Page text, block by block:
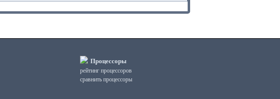
Процессоры
рейтинг процессоров
сравнить процессоры